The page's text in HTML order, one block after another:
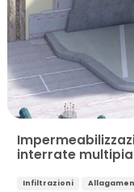
interrate
Infiltrazioni